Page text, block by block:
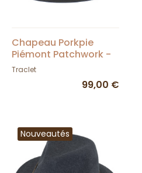
Chapeau Porkpie
Piémont Patchwork -
Traclet
Traclet
99,00 €
Nouveautés